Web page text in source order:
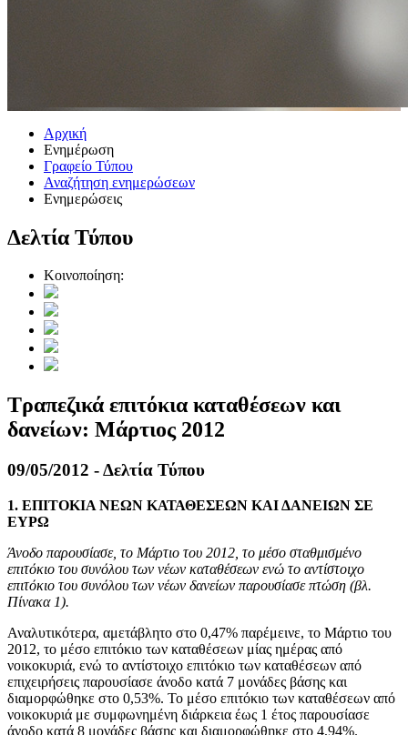
Αρχική
Ενημέρωση
Γραφείο Τύπου
Αναζήτηση ενημερώσεων
Ενημερώσεις
Δελτία Τύπου
Κοινοποίηση:
Τραπεζικά επιτόκια καταθέσεων και
δανείων: Μάρτιος 2012
09/05/2012 - Δελτία Τύπου
1. ΕΠΙΤΟΚΙΑ ΝΕΩΝ ΚΑΤΑΘΕΣΕΩΝ ΚΑΙ ΔΑΝΕΙΩΝ ΣΕ
ΕΥΡΩ
Άνοδο παρουσίασε, το Μάρτιο του 2012, το μέσο σταθμισμένο
επιτόκιο του συνόλου των νέων καταθέσεων ενώ το αντίστοιχο
επιτόκιο του συνόλου των νέων δανείων παρουσίασε πτώση (βλ.
Πίνακα 1).
Αναλυτικότερα, αμετάβλητο στο 0,47% παρέμεινε, το Μάρτιο του
2012, το μέσο επιτόκιο των καταθέσεων μίας ημέρας από
νοικοκυριά, ενώ το αντίστοιχο επιτόκιο των καταθέσεων από
επιχειρήσεις παρουσίασε άνοδο κατά 7 μονάδες βάσης και
διαμορφώθηκε στο 0,53%. Το μέσο επιτόκιο των καταθέσεων από
νοικοκυριά με συμφωνημένη διάρκεια έως 1 έτος παρουσίασε
άνοδο κατά 8 μονάδες βάσης και διαμορφώθηκε στο 4,94%.